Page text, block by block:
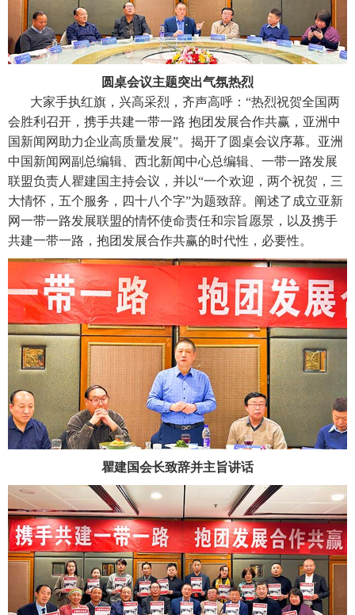
圆桌会议主题突出气氛热烈
大家手执红旗，兴高采烈，齐声高呼：“热烈祝贺全国两
会胜利召开，携手共建一带一路 抱团发展合作共赢，亚洲中
国新闻网助力企业高质量发展”。揭开了圆桌会议序幕。亚洲
中国新闻网副总编辑、西北新闻中心总编辑、一带一路发展
联盟负责人瞿建国主持会议，并以“一个欢迎，两个祝贺，三
大情怀，五个服务，四十八个字”为题致辞。阐述了成立亚新
网一带一路发展联盟的情怀使命责任和宗旨愿景，以及携手
共建一带一路，抱团发展合作共赢的时代性，必要性。
瞿建国会长致辞并主旨讲话